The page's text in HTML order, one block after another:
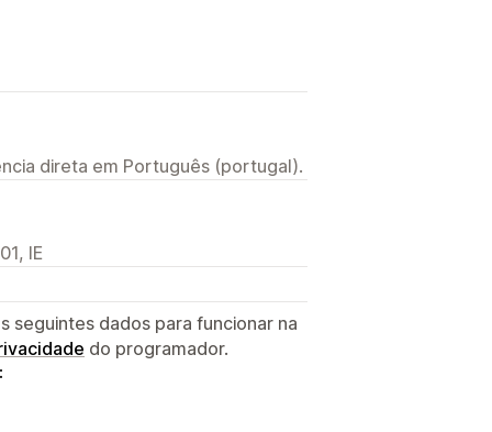
direta em Português (portugal).
IE
seguintes dados para funcionar na
do programador.